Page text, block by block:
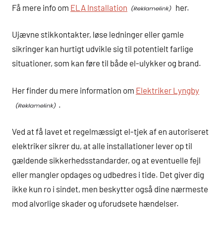
Få mere info om ELA Installation her.
Ujævne stikkontakter, løse ledninger eller gamle
sikringer kan hurtigt udvikle sig til potentielt farlige
situationer, som kan føre til både el-ulykker og brand.
Her finder du mere information om Elektriker Lyngby
.
Ved at få lavet et regelmæssigt el-tjek af en autoriseret
elektriker sikrer du, at alle installationer lever op til
gældende sikkerhedsstandarder, og at eventuelle fejl
eller mangler opdages og udbedres i tide. Det giver dig
ikke kun ro i sindet, men beskytter også dine nærmeste
mod alvorlige skader og uforudsete hændelser.